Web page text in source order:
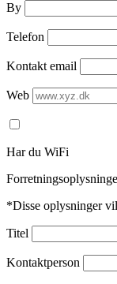
By
Telefon
Kontakt email
Web
Har du WiFi
*Disse oplysninger
Titel
Kontaktperson